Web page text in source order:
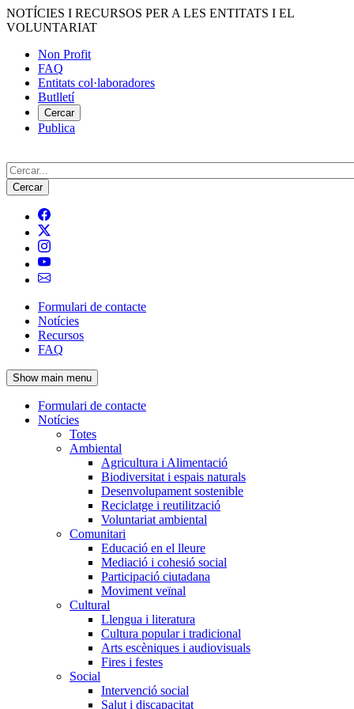
Vés
al
NOTÍCIES I RECURSOS PER A LES ENTITATS I EL
VOLUNTARIAT
Menú
del
compte
d'usuari
Non Profit
FAQ
Entitats col·laboradores
Butlletí
Cercar
Publica
Cerca
Navegació
principal
de
l'encapçalament
Formulari de contacte
Notícies
Recursos
FAQ
Show main menu
Navegació
principal
Formulari de contacte
Notícies
Totes
Ambiental
Agricultura i Alimentació
Biodiversitat i espais naturals
Desenvolupament sostenible
Reciclatge i reutilització
Voluntariat ambiental
Comunitari
Educació en el lleure
Mediació i cohesió social
Participació ciutadana
Moviment veïnal
Cultural
Llengua i literatura
Cultura popular i tradicional
Arts escèniques i audiovisuals
Fires i festes
Social
Intervenció social
Salut i discapacitat